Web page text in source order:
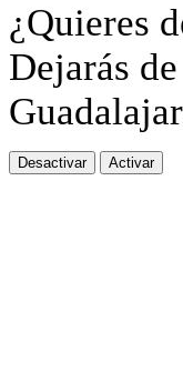
¿Quieres
Dejarás
Desactivar Activar